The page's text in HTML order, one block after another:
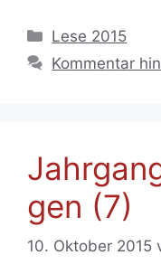
Kategorien
Lese 2015
Kommentar
gen (7)
10. Oktober 2015